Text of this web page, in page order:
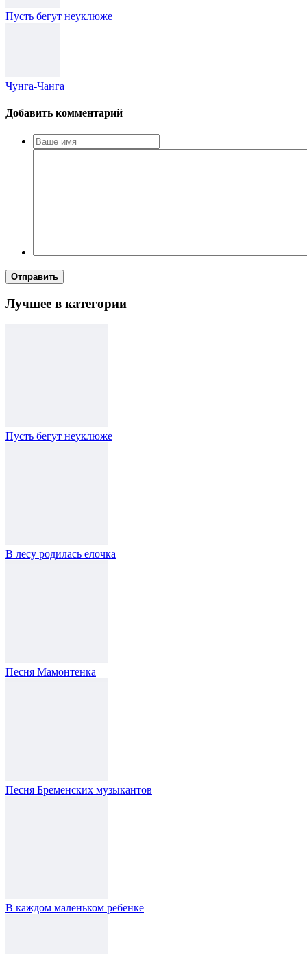
Пусть бегут неуклюже
Чунга-Чанга
Добавить комментарий
Отправить
Лучшее в категории
Пусть бегут неуклюже
В лесу родилась елочка
Песня Мамонтенка
Песня Бременских музыкантов
В каждом маленьком ребенке